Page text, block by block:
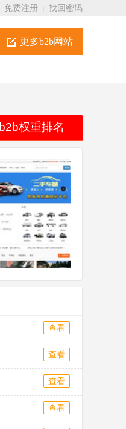
免费注册 找回密码
更多b2b网站
b2b权重排名
查看
查看
查看
查看